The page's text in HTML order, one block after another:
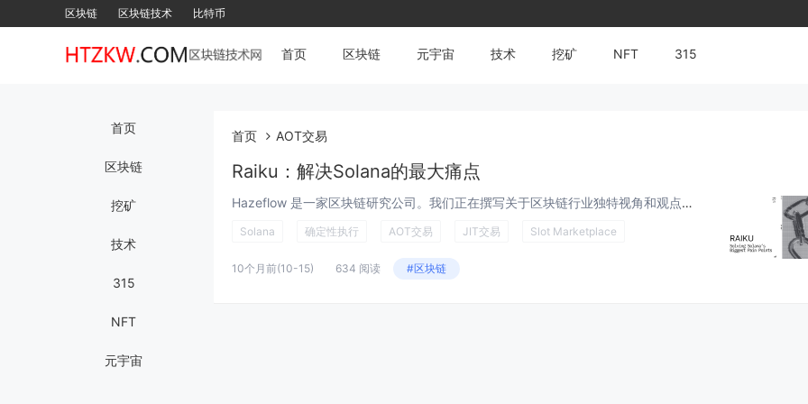
区块链 区块链技术 比特币
首页 区块链 元宇宙 技术 挖矿 NFT 315
首页
区块链
挖矿
技术
315
NFT
元宇宙
首页 AOT交易
Raiku：解决Solana的最大痛点
Hazeflow 是一家区块链研究公司。我们正在撰写关于区块链行业独特视角和观点的文章，并发布教育研究材料。 Raiku：解决 Solana 最大的痛点 尽管 Solana 具有高速和低费用的特点，但它缺乏解锁机构采用所需的确定性执行保...
Solana 确定性执行 AOT交易 JIT交易 Slot Marketplace
10个月前(10-15) 634 阅读 #区块链